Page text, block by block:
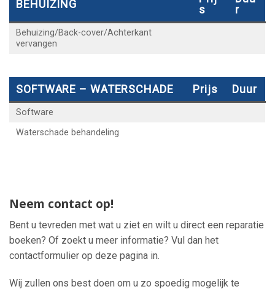
BEHUIZING
S
R
Behuizing/Back-cover/Achterkant
vervangen
SOFTWARE – WATERSCHADE Prijs Duur
Software
Waterschade behandeling
Neem contact op!
Bent u tevreden met wat u ziet en wilt u direct een reparatie
boeken? Of zoekt u meer informatie? Vul dan het
contactformulier op deze pagina in.
Wij zullen ons best doen om u zo spoedig mogelijk te